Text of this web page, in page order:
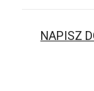
NAPISZ